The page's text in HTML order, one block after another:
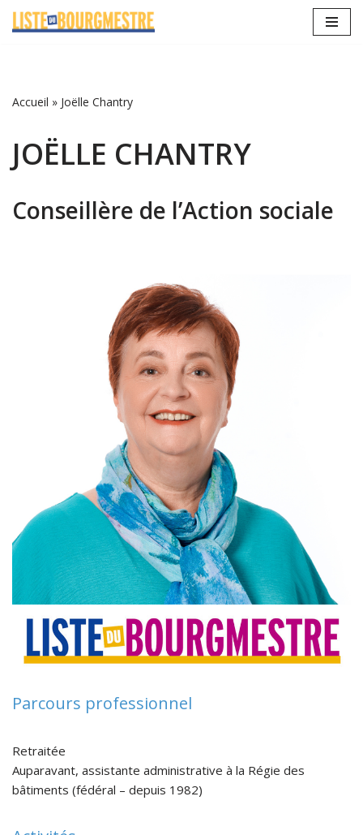
Accueil » Joëlle Chantry
JOËLLE CHANTRY
Conseillère de l’Action sociale
Parcours professionnel
Retraitée
Auparavant, assistante administrative à la Régie des
bâtiments (fédéral – depuis 1982)